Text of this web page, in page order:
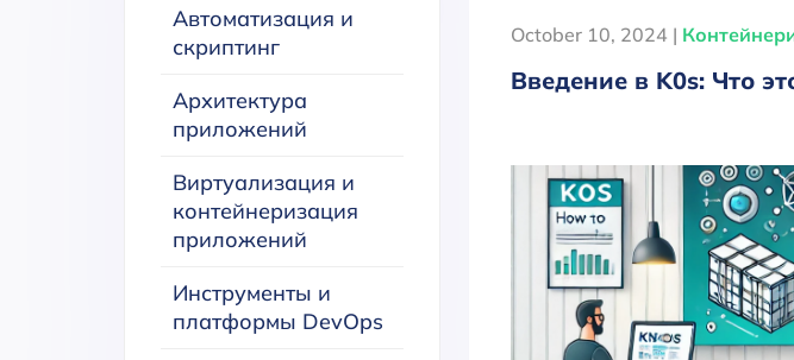
Автоматизация и
скриптинг
Архитектура
приложений
Виртуализация и
контейнеризация
приложений
Инструменты и
платформы DevOps
October 10, 2024 |
Введение в K0s: Что